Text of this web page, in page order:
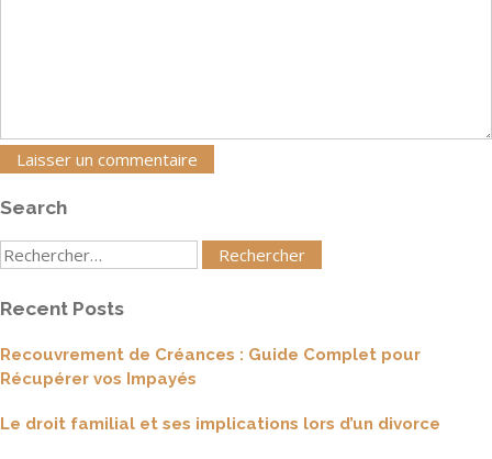
Search
Rechercher
Recent Posts
Recouvrement de Créances : Guide Complet pour
Récupérer vos Impayés
Le droit familial et ses implications lors d’un divorce